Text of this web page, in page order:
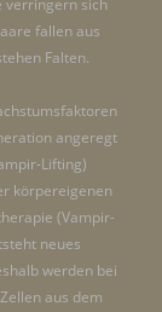
verringern sich
fallen aus
Falten.
angeregt
Lifting)
körpereigenen
(Vampir-
neues
werden bei
aus dem